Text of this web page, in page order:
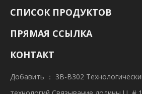
СПИСОК ПРОДУКТОВ
ПРЯМАЯ ССЫЛКА
КОНТАКТ
Добавить ： 3B-B302